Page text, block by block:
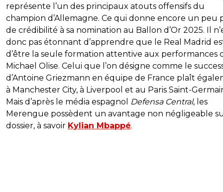
représente l’un des principaux atouts offensifs du
champion d’Allemagne. Ce qui donne encore un peu
de crédibilité à sa nomination au Ballon d’Or 2025. Il
donc pas étonnant d’apprendre que le Real Madrid
d’être la seule formation attentive aux performances
Michael Olise. Celui que l’on désigne comme le
d’Antoine Griezmann en équipe de France plaît
à Manchester City, à Liverpool et au Paris Saint-
Mais d’après le média espagnol
Defensa Central, les
Merengue possèdent un avantage non négligeable
dossier, à savoir Kylian Mbappé.